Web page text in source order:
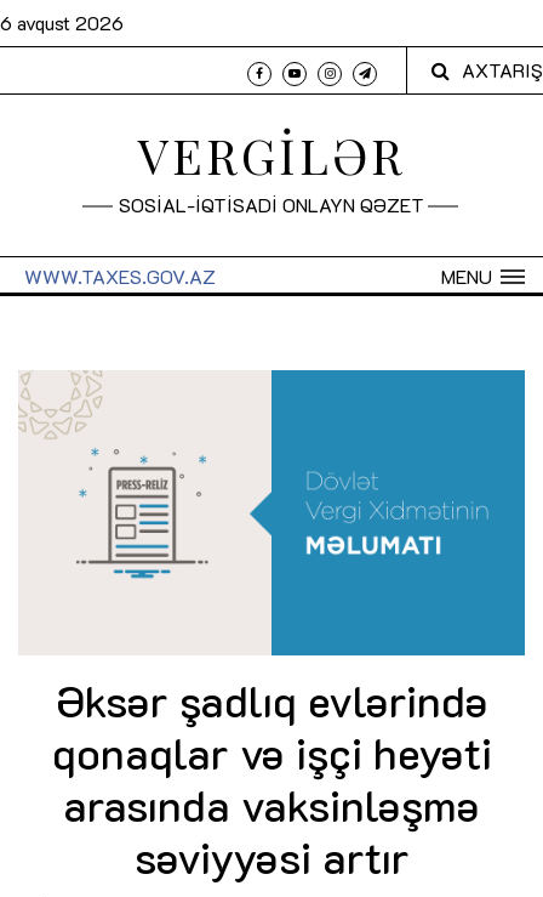
6 avqust 2026
AXTARIŞ
VERGİLƏR
SOSİAL-İQTİSADİ ONLAYN QƏZET
MENU
WWW.TAXES.GOV.AZ
Əksər şadlıq evlərində
qonaqlar və işçi heyəti
arasında vaksinləşmə
səviyyəsi artır